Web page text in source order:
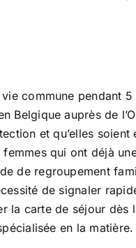
commune pendant
Belgique auprès de
et qu’elles soient
qui ont déjà
de regroupement
de signaler
la carte de séjour
en la matière.